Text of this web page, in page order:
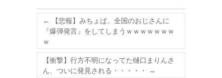
←
【悲報】みちょぱ、全国のおじさんに
『爆弾発言』をしてしまうｗｗｗｗｗｗｗ
ｗ
【衝撃】行方不明になってた樋口まりんさ
ん、ついに発見される・・・・・
→